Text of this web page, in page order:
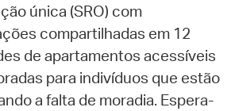
única (SRO) com
compartilhadas em 12
de apartamentos acessíveis
para indivíduos que estão
a falta de moradia. Espera-